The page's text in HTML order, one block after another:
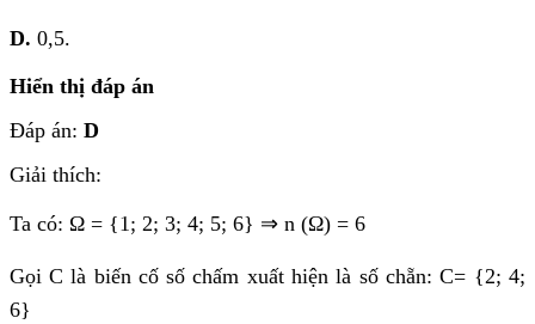
D. 0,5.
Hiển thị đáp án
Đáp án: D
Giải thích:
Ta có: Ω = {1; 2; 3; 4; 5; 6} ⇒ n (Ω) = 6
Gọi C là biến cố số chấm xuất hiện là số chẵn: C= {2; 4;
6}